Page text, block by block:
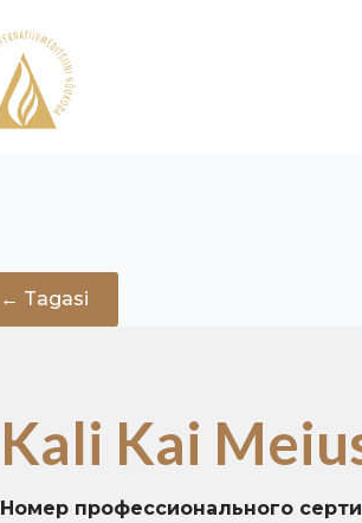
← Tagasi
Kali Kai
Номер профессионального